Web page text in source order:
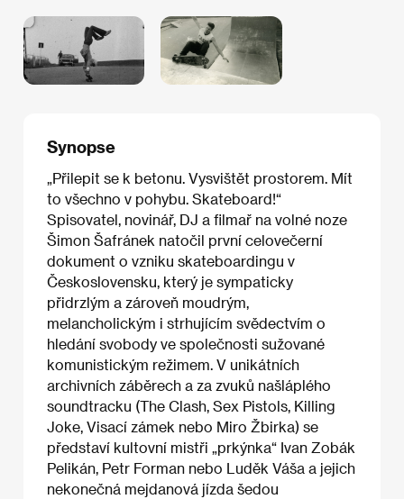
Synopse
„Přilepit se k betonu. Vysvištět prostorem. Mít
to všechno v pohybu. Skateboard!“
Spisovatel, novinář, DJ a filmař na volné noze
Šimon Šafránek natočil první celovečerní
dokument o vzniku skateboardingu v
Československu, který je sympaticky
přidrzlým a zároveň moudrým,
melancholickým i strhujícím svědectvím o
hledání svobody ve společnosti sužované
komunistickým režimem. V unikátních
archivních záběrech a za zvuků našláplého
soundtracku (The Clash, Sex Pistols, Killing
Joke, Visací zámek nebo Miro Žbirka) se
představí kultovní mistři „prkýnka“ Ivan Zobák
Pelikán, Petr Forman nebo Luděk Váša a jejich
nekonečná mejdanová jízda šedou